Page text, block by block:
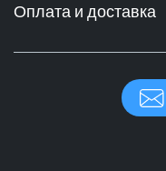
Оплата и доставка